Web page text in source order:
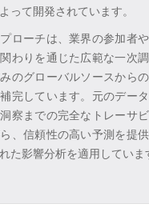
って開発されています。
ローチは、業界の参加者
わりを通じた広範な一次
のグローバルソースから
完しています。元のデー
察までの完全なトレーサ
、信頼性の高い予測を提
た影響分析を適用していま